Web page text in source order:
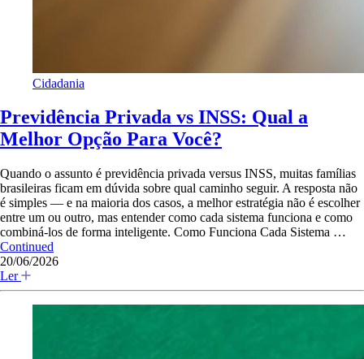
Cidadania
Previdência Privada vs INSS: Qual a
Melhor Opção Para Você?
Quando o assunto é previdência privada versus INSS, muitas famílias
brasileiras ficam em dúvida sobre qual caminho seguir. A resposta não
é simples — e na maioria dos casos, a melhor estratégia não é escolher
entre um ou outro, mas entender como cada sistema funciona e como
combiná-los de forma inteligente. Como Funciona Cada Sistema …
Continued
20/06/2026
Ler